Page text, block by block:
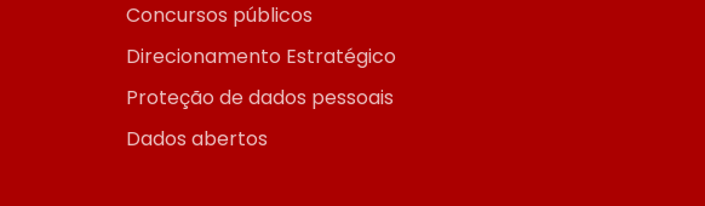
Concursos públicos
Direcionamento Estratégico
Proteção de dados pessoais
Dados abertos